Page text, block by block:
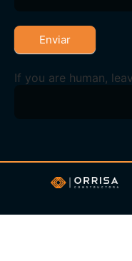
Enviar
If you are human,